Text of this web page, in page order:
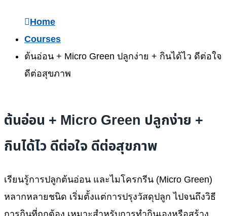
Home
Courses
ต้นอ่อน + Micro Green ปลูกง่าย + กินได้ไว ดีต่อใจ
ดีต่อสุขภาพ
ต้นอ่อน + Micro Green ปลูกง่าย +
กินได้ไว ดีต่อใจ ดีต่อสุขภาพ
เรียนรู้การปลูกต้นอ่อน และไมโครกรีน (Micro Green)
หลากหลายชนิด เริ่มตั้งแต่การปรุงวัสดุปลูก ไปจนถึงวิธี
การกินที่ถูกต้อง เหมาะสำหรับการทำกินเองหรือสร้าง